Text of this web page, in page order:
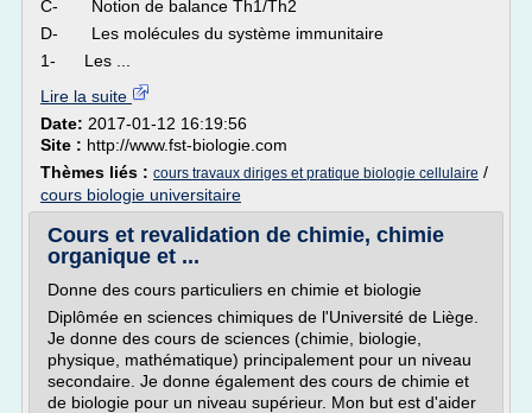
C- Notion de balance Th1/Th2
D- Les molécules du système immunitaire
1- Les ...
Lire la suite
Date: 2017-01-12 16:19:56
Site : http://www.fst-biologie.com
Thèmes liés : cours travaux diriges et pratique biologie cellulaire /
cours biologie universitaire
Cours et revalidation de chimie, chimie
organique et ...
Donne des cours particuliers en chimie et biologie
Diplômée en sciences chimiques de l'Université de Liège.
Je donne des cours de sciences (chimie, biologie,
physique, mathématique) principalement pour un niveau
secondaire. Je donne également des cours de chimie et
de biologie pour un niveau supérieur. Mon but est d'aider